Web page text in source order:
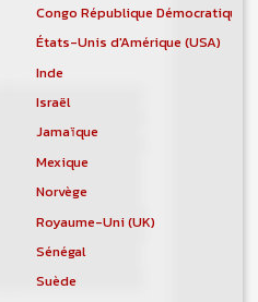
Congo République Démocratique
États-Unis d'Amérique (USA)
Inde
Israël
Jamaïque
Mexique
Norvège
Royaume-Uni (UK)
Sénégal
Suède